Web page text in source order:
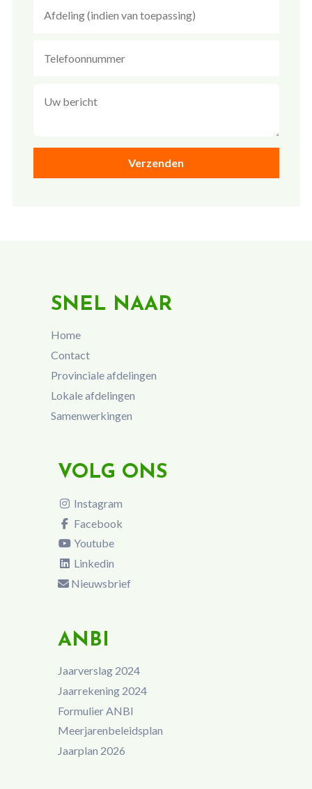
SNEL NAAR
Home
Contact
Provinciale afdelingen
Lokale afdelingen
Samenwerkingen
VOLG ONS
Instagram
Facebook
Youtube
Linkedin
Nieuwsbrief
ANBI
Jaarverslag 2024
Jaarrekening 2024
Formulier ANBI
Meerjarenbeleidsplan
Jaarplan 2026